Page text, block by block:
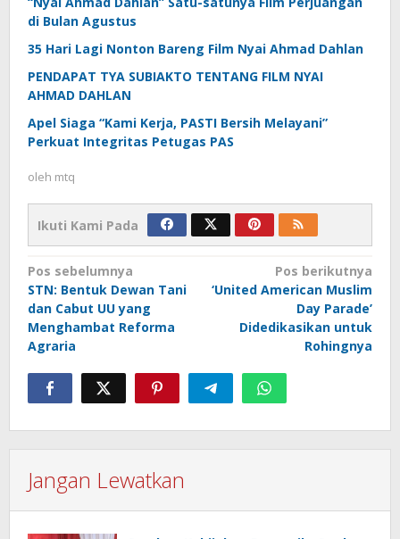
di Bulan Agustus
35 Hari Lagi Nonton Bareng Film Nyai Ahmad Dahlan
PENDAPAT TYA SUBIAKTO TENTANG FILM NYAI
AHMAD DAHLAN
Apel Siaga “Kami Kerja, PASTI Bersih Melayani”
Perkuat Integritas Petugas PAS
oleh mtq
Ikuti Kami Pada
Navigasi
pos
Pos sebelumnya
STN: Bentuk Dewan Tani
dan Cabut UU yang
Menghambat Reforma
Agraria
Pos berikutnya
‘United American Muslim
Day Parade’
Didedikasikan untuk
Rohingnya
Jangan Lewatkan